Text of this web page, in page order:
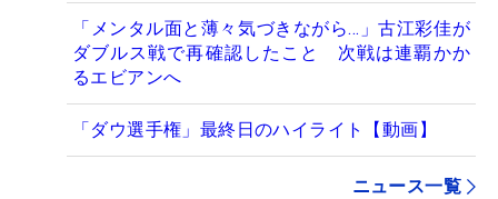
「メンタル面と薄々気づきながら…」古江彩佳が
ダブルス戦で再確認したこと 次戦は連覇かか
るエビアンへ
「ダウ選手権」最終日のハイライト【動画】
ニュース一覧